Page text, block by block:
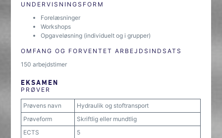
UNDERVISNINGSFORM
Forelæsninger
Workshops
Opgaveløsning (individuelt og i grupper)
OMFANG OG FORVENTET ARBEJDSINDSATS
150 arbejdstimer
EKSAMEN
PRØVER
Prøvens navn
Hydraulik og stoftransport
Prøveform
Skriftlig eller mundtlig
ECTS
5